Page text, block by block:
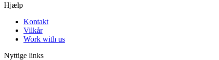
Hjælp
Kontakt
Vilkår
Work with us
Nyttige links